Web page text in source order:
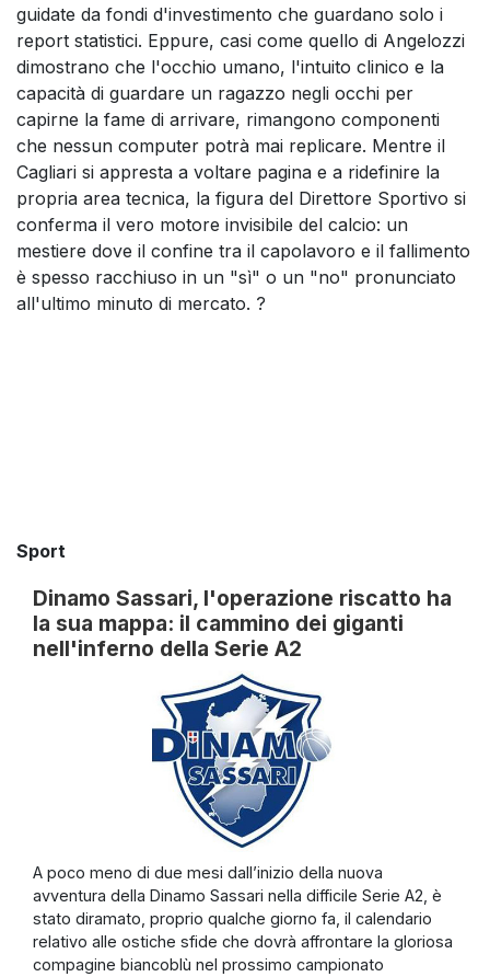
guidate da fondi d'investimento che guardano solo i
report statistici. Eppure, casi come quello di Angelozzi
dimostrano che l'occhio umano, l'intuito clinico e la
capacità di guardare un ragazzo negli occhi per
capirne la fame di arrivare, rimangono componenti
che nessun computer potrà mai replicare. Mentre il
Cagliari si appresta a voltare pagina e a ridefinire la
propria area tecnica, la figura del Direttore Sportivo si
conferma il vero motore invisibile del calcio: un
mestiere dove il confine tra il capolavoro e il fallimento
è spesso racchiuso in un "sì" o un "no" pronunciato
all'ultimo minuto di mercato. ?
Sport
Dinamo Sassari, l'operazione riscatto ha
la sua mappa: il cammino dei giganti
nell'inferno della Serie A2
A poco meno di due mesi dall’inizio della nuova
avventura della Dinamo Sassari nella difficile Serie A2, è
stato diramato, proprio qualche giorno fa, il calendario
relativo alle ostiche sfide che dovrà affrontare la gloriosa
compagine biancoblù nel prossimo campionato